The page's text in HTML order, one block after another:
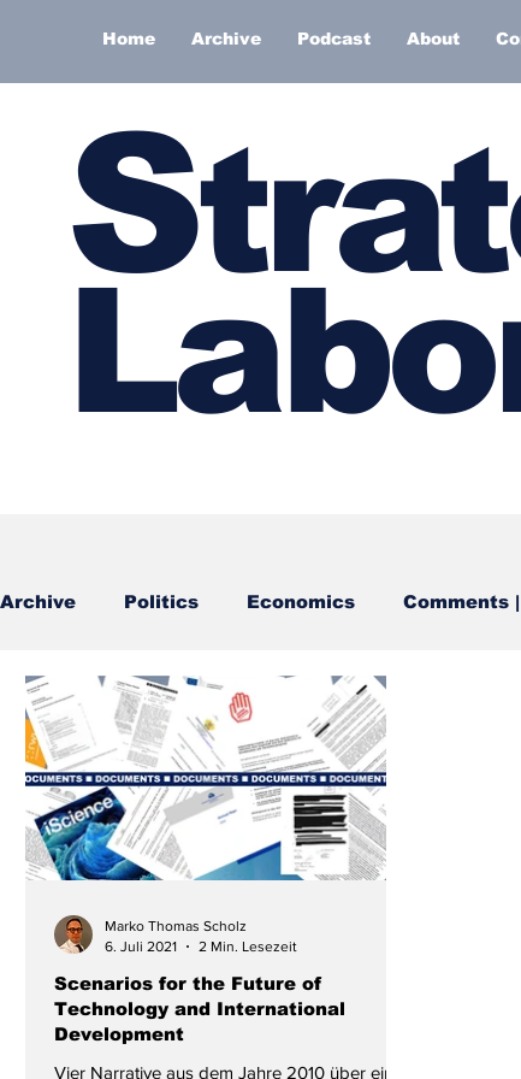
Home Archive Podcast About
S
Archive Politics Economics Comments
Scenarios for the Future of
Technology and International
Development
Vier Narrative aus dem Jahre 2010 über eine
Marko Thomas Scholz
6. Juli 2021
2 Min. Lesezeit